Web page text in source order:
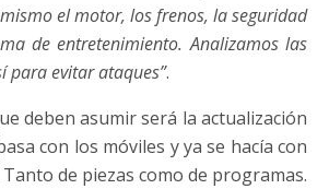
el motor, los frenos, la seguridad
de entretenimiento. Analizamos las
para evitar ataques”.
deben asumir será la actualización
con los móviles y ya se hacía con
de piezas como de programas.